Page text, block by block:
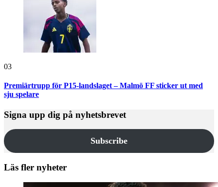
03
Premiärtrupp för P15-landslaget – Malmö FF sticker ut med
sju spelare
Signa upp dig på nyhetsbrevet
Subscribe
Läs fler nyheter